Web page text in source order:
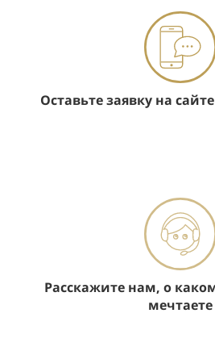
Оставьте заявку на
Расскажите нам, о
мечтаете